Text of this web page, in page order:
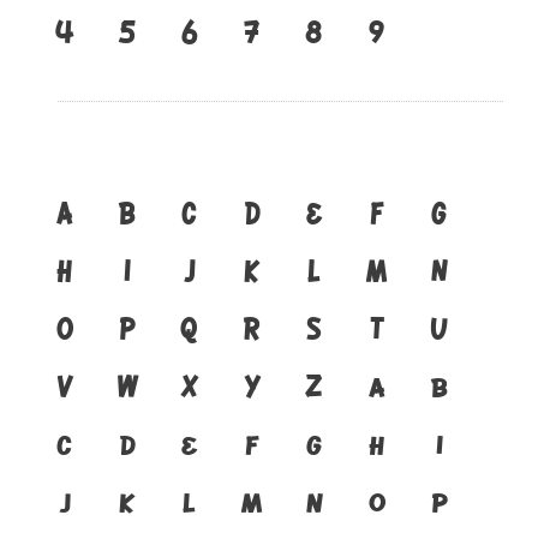
๔
๕ ๖ ๗ ๘ ๙
A B C D E F
G
H
I J K L M
N
O
P Q R S T
U
V
W X Y Z a
b
c
d e f g h
i
j
k l m n o
p